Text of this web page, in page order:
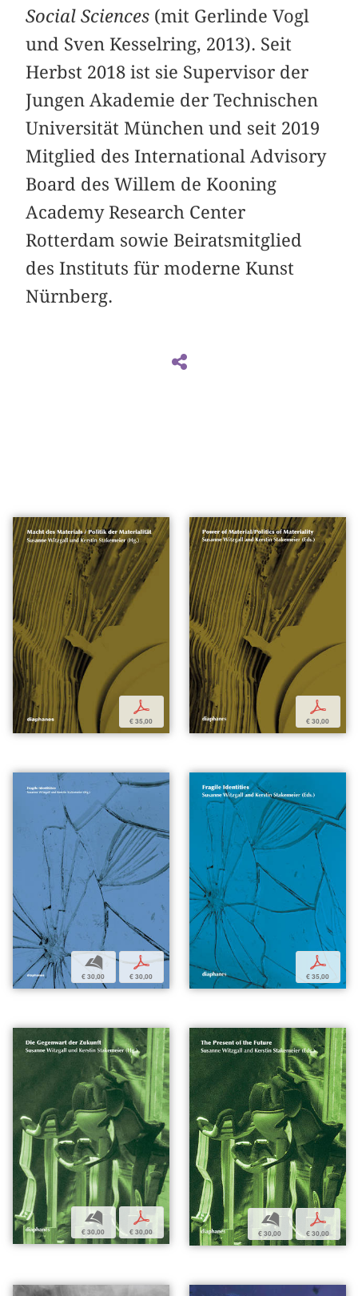
Social Sciences (mit Gerlinde Vogl
und Sven Kesselring, 2013). Seit
Herbst 2018 ist sie Supervisor der
Jungen Akademie der Technischen
Universität München und seit 2019
Mitglied des International Advisory
Board des Willem de Kooning
Academy Research Center
Rotterdam sowie Beiratsmitglied
des Instituts für moderne Kunst
Nürnberg.
p
€ 35,00
p
€ 30,00
b
€ 30,00
p
€ 30,00
p
€ 35,00
b
€ 30,00
p
€ 30,00
b
€ 30,00
p
€ 30,00